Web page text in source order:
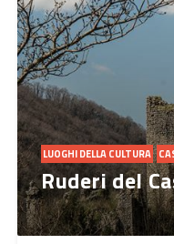
LUOGHI DELLA CULTURA
Ruderi del